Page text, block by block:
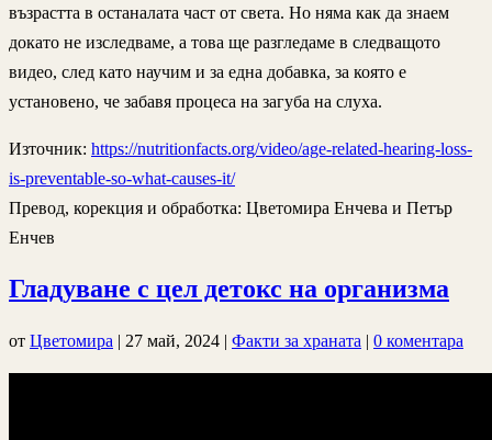
възрастта в останалата част от света. Но няма как да знаем
докато не изследваме, а това ще разгледаме в следващото
видео, след като научим и за една добавка, за която е
установено, че забавя процеса на загуба на слуха.
Източник: https://nutritionfacts.org/video/age-related-hearing-loss-
is-preventable-so-what-causes-it/
Превод, корекция и обработка: Цветомира Енчева и Петър
Енчев
Гладуване с цел детокс на организма
от Цветомира | 27 май, 2024 | Факти за храната | 0 коментара